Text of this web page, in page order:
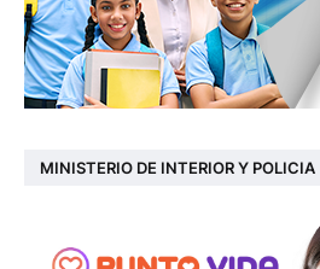
MINISTERIO DE INTERIOR Y POLICIA